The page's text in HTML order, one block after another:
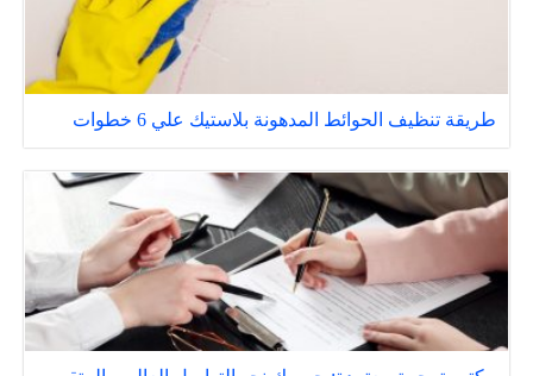
طريقة تنظيف الحوائط المدهونة بلاستيك علي 6 خطوات